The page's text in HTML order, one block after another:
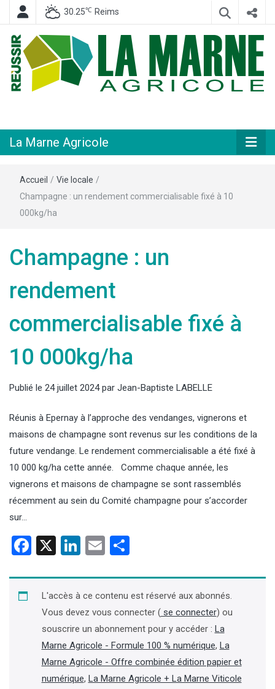
30.25℃ Reims
Agricole
La Marne Agricole
Accueil / Vie locale /
Champagne : un rendement commercialisable fixé à 10
000kg/ha
Champagne : un
rendement
commercialisable fixé à
10 000kg/ha
Publié le 24 juillet 2024par Jean-Baptiste LABELLE
Réunis à Epernay à l’approche des vendanges, vignerons et
maisons de champagne sont revenus sur les conditions de la
future vendange. Le rendement commercialisable a été fixé à
10 000 kg/ha cette année. Comme chaque année, les
vignerons et maisons de champagne se sont rassemblés
récemment au sein du Comité champagne pour s’accorder
sur…
Facebook
X LinkedIn
Email
L'accès à ce contenu est réservé aux abonnés.
Vous devez vous connecter (se connecter) ou
souscrire un abonnement pour y accéder : La
Marne Agricole - Formule 100 % numérique, La
Marne Agricole - Offre combinée édition papier et
numérique, La Marne Agricole + La Marne Viticole